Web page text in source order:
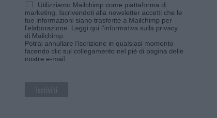
Utilizziamo Mailchimp come piattaforma di
marketing. Iscrivendoti alla newsletter accetti che le
tue informazioni siano trasferite a Mailchimp per
l'elaborazione. Leggi qui l'informativa sulla privacy
di Mailchimp
Potrai annullare l'iscrizione in qualsiasi momento
facendo clic sul collegamento nel piè di pagina delle
nostre e-mail.